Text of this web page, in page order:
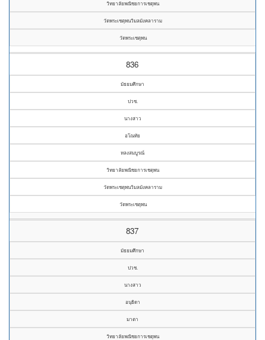
วิทยาลัยพณิชยการเชตุพน
วัดพระเชตุพนวิมลมังคลาราม
วัดพระเชตุพน
836
มัธยมศึกษา
ปวช.
นางสาว
อโณทัย
หลงสมบูรณ์
วิทยาลัยพณิชยการเชตุพน
วัดพระเชตุพนวิมลมังคลาราม
วัดพระเชตุพน
837
มัธยมศึกษา
ปวช.
นางสาว
อนุธิดา
มาตา
วิทยาลัยพณิชยการเชตุพน